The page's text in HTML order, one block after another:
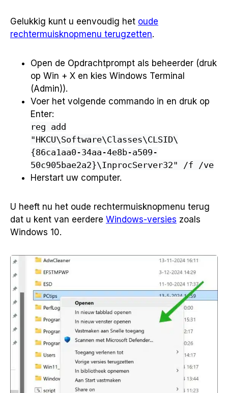
Gelukkig kunt u eenvoudig het oude
rechtermuisknopmenu terugzetten.
Open de Opdrachtprompt als beheerder (druk
op Win + X en kies Windows Terminal
(Admin)).
Voer het volgende commando in en druk op
Enter:
reg add
"HKCU\Software\Classes\CLSID\
{86ca1aa0-34aa-4e8b-a509-
50c905bae2a2}\InprocServer32" /f /ve
Herstart uw computer.
U heeft nu het oude rechtermuisknopmenu terug
dat u kent van eerdere Windows-versies zoals
Windows 10.